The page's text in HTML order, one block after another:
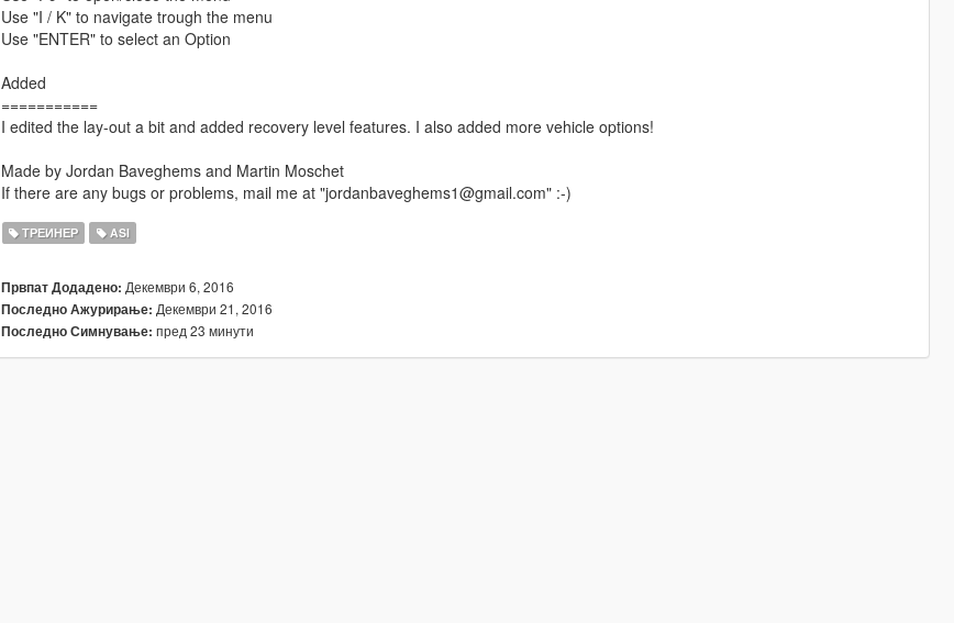
Use "I / K" to navigate trough the menu
Use "ENTER" to select an Option
Added
===========
I edited the lay-out a bit and added recovery level features. I also added more vehicle options!
Made by Jordan Baveghems and Martin Moschet
If there are any bugs or problems, mail me at "jordanbaveghems1@gmail.com" :-)
ТРЕИНЕР ASI
Првпат Додадено: Декември 6, 2016
Последно Ажурирање: Декември 21, 2016
Последно Симнување: пред 23 минути